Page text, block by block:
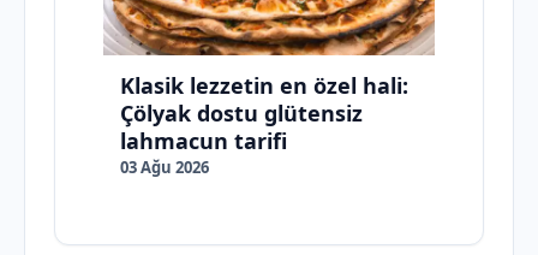
Klasik lezzetin en özel hali:
Çölyak dostu glütensiz
lahmacun tarifi
03 Ağu 2026